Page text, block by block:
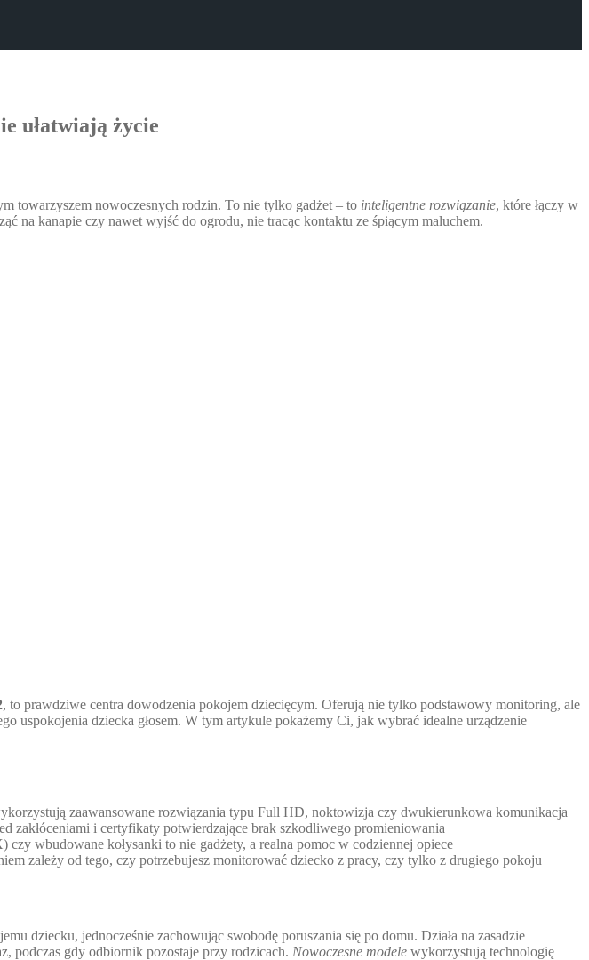
ułatwiają życie
towarzyszem nowoczesnych rodzin. To nie tylko gadżet – to inteligentne rozwiązanie, które łączy w
na kanapie czy nawet wyjść do ogrodu, nie tracąc kontaktu ze śpiącym maluchem.
, to prawdziwe centra dowodzenia pokojem dziecięcym. Oferują nie tylko podstawowy monitoring, ale
uspokojenia dziecka głosem. W tym artykule pokażemy Ci, jak wybrać idealne urządzenie
zaawansowane rozwiązania typu Full HD, noktowizja czy dwukierunkowa komunikacja
zakłóceniami i certyfikaty potwierdzające brak szkodliwego promieniowania
wbudowane kołysanki to nie gadżety, a realna pomoc w codziennej opiece
zależy od tego, czy potrzebujesz monitorować dziecko z pracy, czy tylko z drugiego pokoju
dziecku, jednocześnie zachowując swobodę poruszania się po domu. Działa na zasadzie
podczas gdy odbiornik pozostaje przy rodzicach. Nowoczesne modele wykorzystują technologię